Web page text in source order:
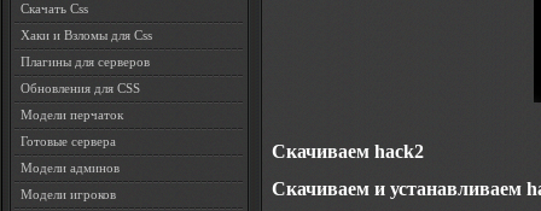
Скачать Css
Хаки и Взломы для Css
Плагины для серверов
Обновления для CSS
Модели перчаток
Готовые сервера
Модели админов
Модели игроков
Скачиваем hack2
Скачиваем и устанавливаем